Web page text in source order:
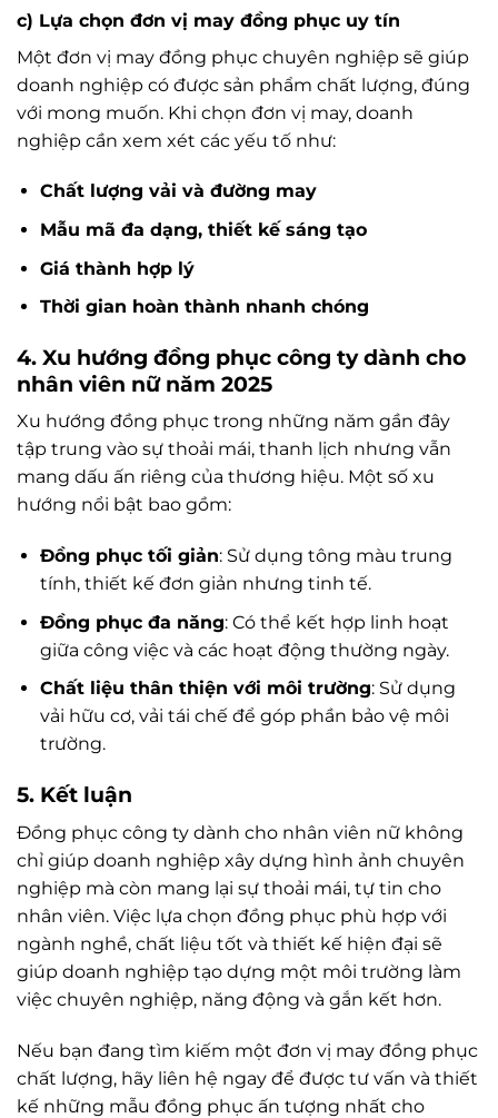
c) Lựa chọn đơn vị may đồng phục uy tín
Một đơn vị may đồng phục chuyên nghiệp sẽ giúp
doanh nghiệp có được sản phẩm chất lượng, đúng
với mong muốn. Khi chọn đơn vị may, doanh
nghiệp cần xem xét các yếu tố như:
Chất lượng vải và đường may
Mẫu mã đa dạng, thiết kế sáng tạo
Giá thành hợp lý
Thời gian hoàn thành nhanh chóng
4. Xu hướng đồng phục công ty dành cho
nhân viên nữ năm 2025
Xu hướng đồng phục trong những năm gần đây
tập trung vào sự thoải mái, thanh lịch nhưng vẫn
mang dấu ấn riêng của thương hiệu. Một số xu
hướng nổi bật bao gồm:
Đồng phục tối giản: Sử dụng tông màu trung
tính, thiết kế đơn giản nhưng tinh tế.
Đồng phục đa năng: Có thể kết hợp linh hoạt
giữa công việc và các hoạt động thường ngày.
Chất liệu thân thiện với môi trường: Sử dụng
vải hữu cơ, vải tái chế để góp phần bảo vệ môi
trường.
5. Kết luận
Đồng phục công ty dành cho nhân viên nữ không
chỉ giúp doanh nghiệp xây dựng hình ảnh chuyên
nghiệp mà còn mang lại sự thoải mái, tự tin cho
nhân viên. Việc lựa chọn đồng phục phù hợp với
ngành nghề, chất liệu tốt và thiết kế hiện đại sẽ
giúp doanh nghiệp tạo dựng một môi trường làm
việc chuyên nghiệp, năng động và gắn kết hơn.
Nếu bạn đang tìm kiếm một đơn vị may đồng phục
chất lượng, hãy liên hệ ngay để được tư vấn và thiết
kế những mẫu đồng phục ấn tượng nhất cho